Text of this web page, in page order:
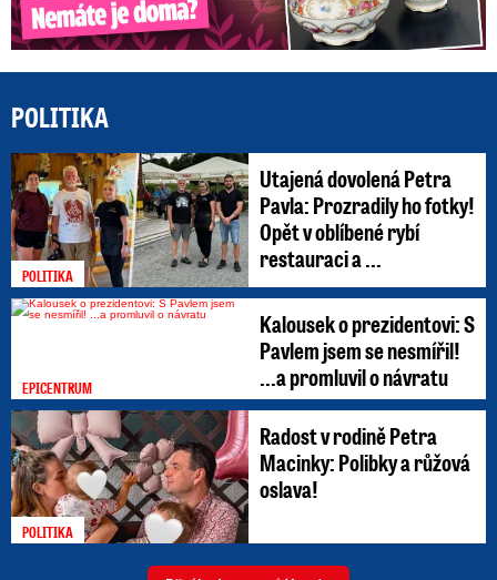
POLITIKA
POLITIKA
Utajená dovolená Petra
Pavla: Prozradily ho fotky!
Opět v oblíbené rybí
restauraci a ...
EPICENTRUM
Kalousek o prezidentovi: S
Pavlem jsem se nesmířil!
...a promluvil o návratu
POLITIKA
Radost v rodině Petra
Macinky: Polibky a růžová
oslava!